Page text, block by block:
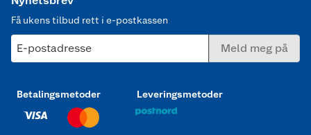
Få ukens tilbud rett i e-postkassen
E-postadresse Meld meg på
Betalingsmetoder Leveringsmetoder